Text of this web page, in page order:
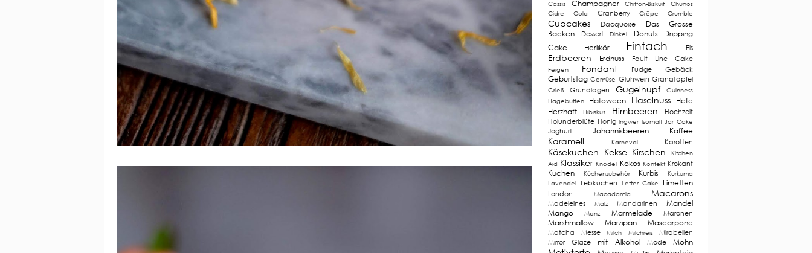
Cassis
Champagner Chiffon-Biskuit
Churros
Cidre
Cola Cranberry Crêpe Crumble
Cupcakes Dacquoise
Das Grosse
Backen
Dessert Dinkel Donuts
Dripping
Cake
Eierlikör Einfach Eis
Erdbeeren Erdnuss Fault Line Cake
Feigen Fondant Fudge Gebäck
Geburtstag Gemüse Glühwein Granatapfel
Grieß Grundlagen Gugelhupf
Guinness
Hagebutten
Halloween Haselnuss
Hefe
Herzhaft
Hibiskus Himbeeren
Hochzeit
Holunderblüte Honig Ingwer Isomalt Jar Cake
Joghurt Johannisbeeren Kaffee
Karamell Karneval Karotten
Käsekuchen Kekse Kirschen
Kitchen
Aid Klassiker Knödel Kokos Konfekt Krokant
Kuchen Küchenzubehör Kürbis
Kurkuma
Lavendel
Lebkuchen Letter Cake Limetten
London Macadamia Macarons
Madeleines Malz Mandarinen
Mandel
Mango
Manz Marmelade Maronen
Marshmallow Marzipan Mascarpone
Matcha Messe Milch Milchreis
Mirabellen
Mirror Glaze
mit Alkohol Mode Mohn